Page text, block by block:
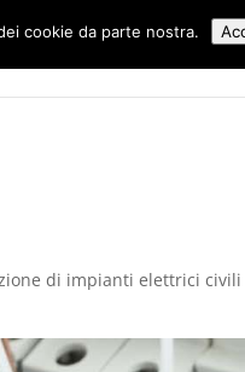
Elettrici Roma
di impianti elettrici
cookie da parte nostra.